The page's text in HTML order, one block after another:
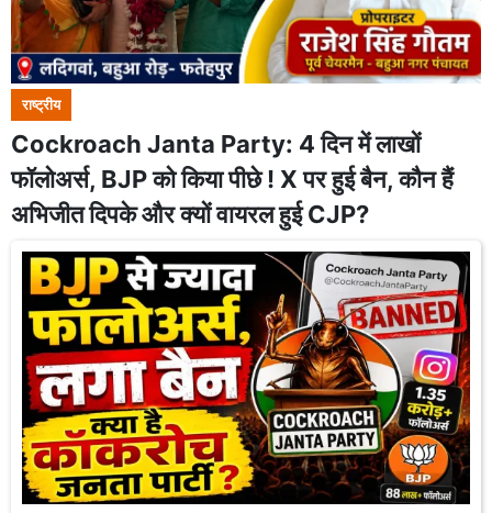
राष्ट्रीय
Cockroach Janta Party: 4 दिन में लाखों
फॉलोअर्स, BJP को किया पीछे ! X पर हुई बैन, कौन हैं
अभिजीत दिपके और क्यों वायरल हुई CJP?